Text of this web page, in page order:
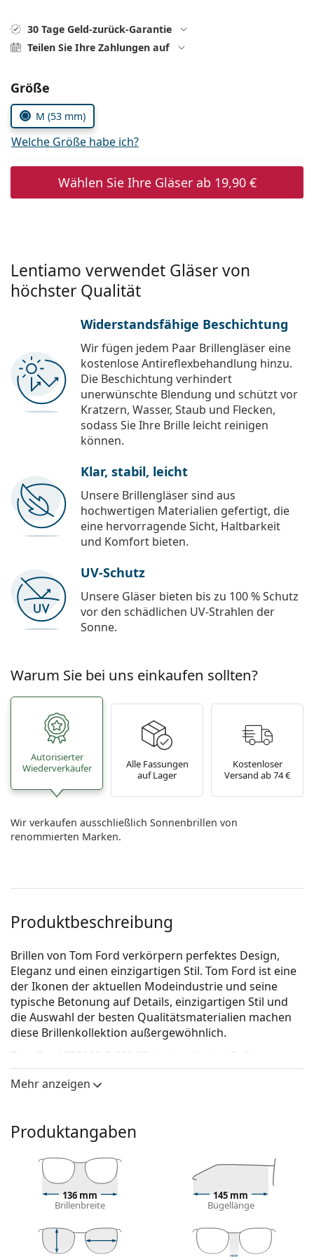
Prada
30 Tage Geld-zurück-Garantie
Teilen Sie Ihre Zahlungen auf
Parameter wählen
Größe
M (53 mm)
Welche Größe habe ich?
Wählen Sie Ihre Gläser ab 19,90 €
Lentiamo verwendet Gläser von
höchster Qualität
Widerstandsfähige Beschichtung
Wir fügen jedem Paar Brillengläser eine
kostenlose Antireflexbehandlung hinzu.
Die Beschichtung verhindert
unerwünschte Blendung und schützt vor
Kratzern, Wasser, Staub und Flecken,
sodass Sie Ihre Brille leicht reinigen
können.
Klar, stabil, leicht
Unsere Brillengläser sind aus
hochwertigen Materialien gefertigt, die
eine hervorragende Sicht, Haltbarkeit
und Komfort bieten.
UV-Schutz
Unsere Gläser bieten bis zu 100 % Schutz
vor den schädlichen UV-Strahlen der
Sonne.
Warum Sie bei uns einkaufen sollten?
Autorisierter
Wiederverkäufer
Alle Fassungen
auf Lager
Kostenloser
Versand ab 74 €
Wir verkaufen ausschließlich Sonnenbrillen von
renommierten Marken.
Produktbeschreibung
Brillen von Tom Ford verkörpern perfektes Design,
Eleganz und einen einzigartigen Stil. Tom Ford ist eine
der Ikonen der aktuellen Modeindustrie und seine
typische Betonung auf Details, einzigartigen Stil und
die Auswahl der besten Qualitätsmaterialien machen
diese Brillenkollektion außergewöhnlich.
Tom Ford FT6040-B 001 53
ist eine Unisex Brille.
Schauen Sie sich mit der virtuellen Anprobefunktion
von Lentiamo an, wie Sie in dieser Brille aussehen.
Die schwarze Farbe der Brillenfassung passt perfekt
zu kühlen Hauttönen und hellblondem,
hellbraunem oder schwarzem Haar.
Pilot-Fassungen sind eine ideale Wahl für Menschen
mit einer quadratischen, ovalen oder dreieckigen
Die Brillenfassung besteht aus langlebigem Titan,
das leicht, hypoallergen und komfortabel ist.
Mehr anzeigen
Produktangaben
136 mm
Brillenbreite
145 mm
Bügellänge